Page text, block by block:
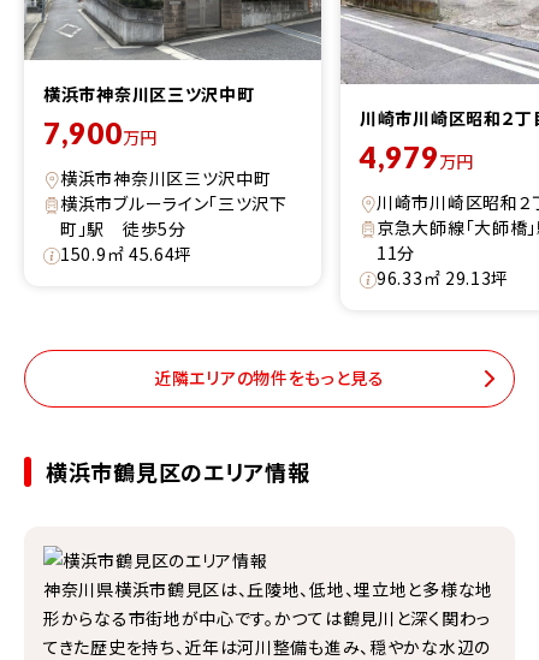
横浜市神奈川区三ツ沢中町
7,900万円
横浜市神奈川区三ツ沢中町
横浜市ブルーライン「三ツ沢下
町」駅 徒歩5分
150.9㎡ 45.64坪
川崎市川崎区昭和２丁
4,979万円
川崎市川崎区昭和２
京急大師線「大師橋
11分
96.33㎡ 29.13坪
近隣エリアの物件をもっと見る
横浜市鶴見区のエリア情報
神奈川県横浜市鶴見区は、丘陵地、低地、埋立地と多様な地
形からなる市街地が中心です。かつては鶴見川と深く関わっ
てきた歴史を持ち、近年は河川整備も進み、穏やかな水辺の